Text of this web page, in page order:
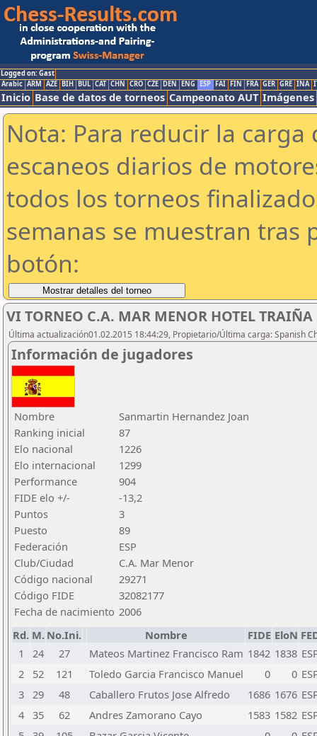
Logged on: Gast
Arabic ARM AZE BIH BUL CAT CHN CRO CZE DEN ENG ESP FAI FIN FRA GER GRE INA
Inicio Base de datos de torneos Campeonato AUT Imágenes
Nota: Para reducir la
escaneos diarios de
todos los torneos
semanas se muestran tras
botón:
VI TORNEO C.A. MAR MENOR HOTEL
Última actualización01.02.2015 18:44:29, Propietario/Última carga: Spanish
Información de jugadores
Nombre
Sanmartin Hernandez Joan
Ranking inicial
87
Elo nacional
1226
Elo internacional
1299
Performance
904
FIDE elo +/-
-13,2
Puntos
3
Puesto
89
Federación
ESP
Club/Ciudad
C.A. Mar Menor
Código nacional
29271
Código FIDE
32082177
Fecha de nacimiento 2006
Rd. M. No.Ini. Nombre FIDE EloN
1
24 27 Mateos Martinez Francisco Ram 1842 1838
2
52 121 Toledo Garcia Francisco Manuel 0 0
3 29 48 Caballero Frutos Jose Alfredo 1686 1676
4 35 62 Andres Zamorano Cayo 1583 1582